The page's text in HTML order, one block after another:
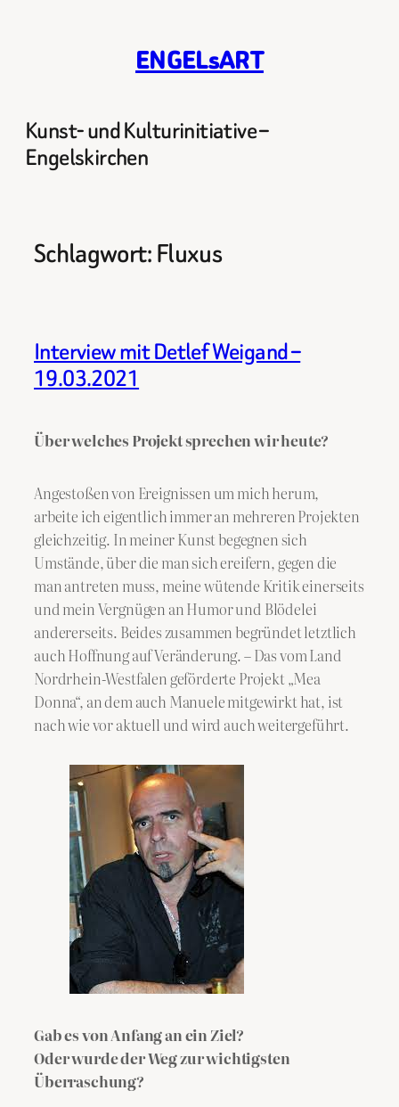
ENGELsART
Kunst- und Kulturinitiative –
Engelskirchen
Schlagwort:Fluxus
Interview mit Detlef Weigand –
19.03.2021
Über welches Projekt sprechen wir heute?
Angestoßen von Ereignissen um mich herum,
arbeite ich eigentlich immer an mehreren Projekten
gleichzeitig. In meiner Kunst begegnen sich
Umstände, über die man sich ereifern, gegen die
man antreten muss, meine wütende Kritik einerseits
und mein Vergnügen an Humor und Blödelei
andererseits. Beides zusammen begründet letztlich
auch Hoffnung auf Veränderung. – Das vom Land
Nordrhein-Westfalen geförderte Projekt „Mea
Donna“, an dem auch Manuele mitgewirkt hat, ist
nach wie vor aktuell und wird auch weitergeführt.
Gab es von Anfang an ein Ziel?
Oder wurde der Weg zur wichtigsten
Überraschung?